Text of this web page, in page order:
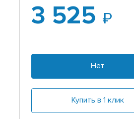
3 525
Нет
Купить в 1 клик